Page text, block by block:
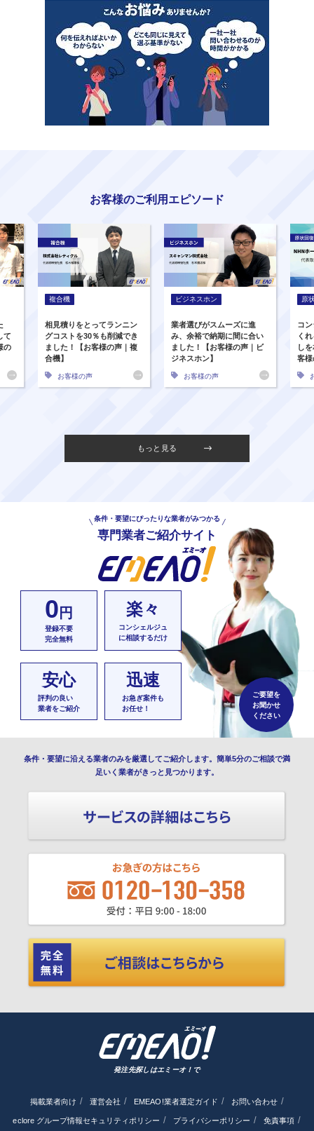
お客様のご利用エピソード
て
の
複合機
相見積りをとってランニン
グコストを30％も削減でき
ました！【お客様の声｜複
合機】
お客様の声
ビジネスホン
業者選びがスムーズに進
み、余裕で納期に間に合い
ました！【お客様の声｜ビ
ジネスホン】
お客様の声
原
コ
く
し
客
もっと見る
条件・要望にぴったりな業者がみつかる
専門業者ご紹介サイト
0 円
登録不要
完全無料
楽々
コンシェルジュ
に相談するだけ
安心
評判の良い
業者をご紹介
迅速
お急ぎ案件も
お任せ！
ご要望を
お聞かせ
ください
条件・要望に沿える業者のみを厳選してご紹介します。簡単5分のご相談で満
足いく業者がきっと見つかります。
発注先探しはエミーオ！で
掲載業者向け 運営会社 EMEAO!業者選定ガイド お問い合わせ
eclore グループ情報セキュリティポリシー プライバシーポリシー 免責事項